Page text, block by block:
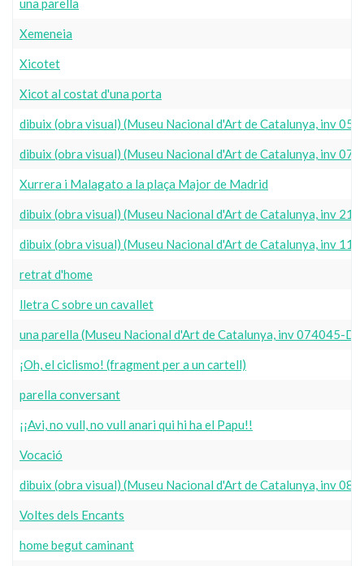
una parella
Xemeneia
Xicotet
Xicot al costat d'una porta
dibuix (obra visual) (Museu Nacional d'Art de Catalunya, inv
dibuix (obra visual) (Museu Nacional d'Art de Catalunya, inv
Xurrera i Malagato a la plaça Major de Madrid
dibuix (obra visual) (Museu Nacional d'Art de Catalunya, inv
dibuix (obra visual) (Museu Nacional d'Art de Catalunya, inv
retrat d'home
lletra C sobre un cavallet
una parella (Museu Nacional d'Art de Catalunya, inv 074045-D)
¡Oh, el ciclismo! (fragment per a un cartell)
parella conversant
¡¡Avi, no vull, no vull anari qui hi ha el Papu!!
Vocació
dibuix (obra visual) (Museu Nacional d'Art de Catalunya, inv
Voltes dels Encants
home begut caminant